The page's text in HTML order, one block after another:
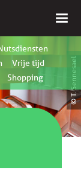
Vrije tijd
Shopping © T. Sennesael